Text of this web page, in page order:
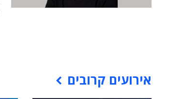
אירועים קרובים